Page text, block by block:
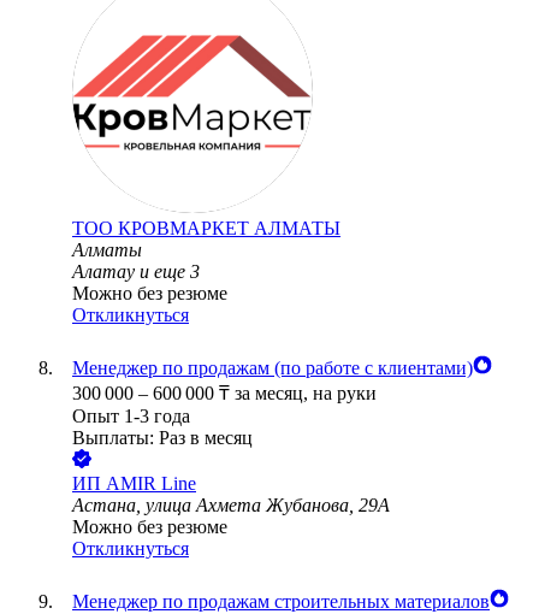
ТОО КРОВМАРКЕТ АЛМАТЫ
Алматы
Алатау и еще 3
Можно без резюме
Откликнуться
Менеджер по продажам (по работе с клиентами)
300 000 – 600 000 ₸ за месяц, на руки
Опыт 1-3 года
Выплаты: Раз в месяц
ИП AMIR Line
Астана, улица Ахмета Жубанова, 29А
Можно без резюме
Откликнуться
Менеджер по продажам строительных материалов